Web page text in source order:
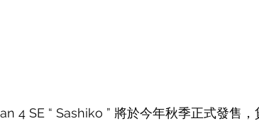
4 SE “ Sashiko ” 將於今年秋季正式發售